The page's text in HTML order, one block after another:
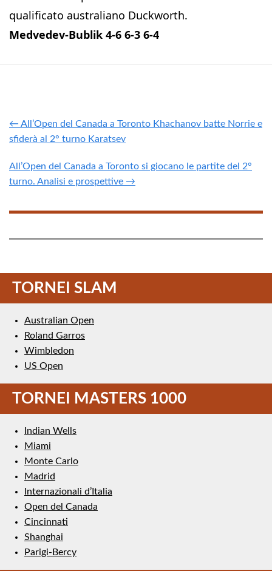
qualificato australiano Duckworth.
Medvedev-Bublik 4-6 6-3 6-4
← All’Open del Canada a Toronto Khachanov batte Norrie e
sfiderà al 2° turno Karatsev
All’Open del Canada a Toronto si giocano le partite del 2°
turno. Analisi e prospettive →
TORNEI SLAM
Australian Open
Roland Garros
Wimbledon
US Open
TORNEI MASTERS 1000
Indian Wells
Miami
Monte Carlo
Madrid
Internazionali d’Italia
Open del Canada
Cincinnati
Shanghai
Parigi-Bercy